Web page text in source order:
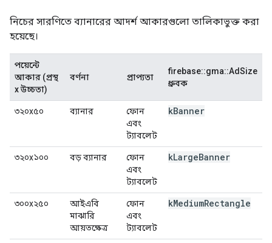
নিচের সারণিতে ব্যানারের আদর্শ আকারগুলো তালিকাভুক্ত করা
হয়েছে।
পয়েন্টে
আকার (প্রস্থ
x উচ্চতা)
বর্ণনা প্রাপ্যতা
firebase::gma::AdSize
ধ্রুবক
৩২০x৫০ ব্যানার
ফোন
এবং
ট্যাবলেট
kBanner
৩২০x১০০ বড় ব্যানার
ফোন
এবং
ট্যাবলেট
kLargeBanner
৩০০x২৫০
আইএবি
মাঝারি
আয়তক্ষেত্র
ফোন
এবং
ট্যাবলেট
kMediumRectangle